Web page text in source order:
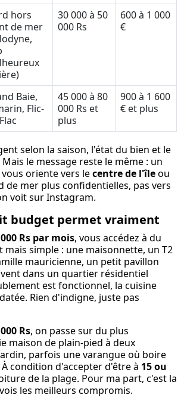
hors
de mer
30 000 à 50
000 Rs
600 à 1 000
€
Baie,
Flic-
45 000 à 80
000 Rs et
plus
900 à 1 600
€ et plus
selon la saison, l'état du bien et le
le message reste le même : un
oriente vers lecentre de l'îleou
de mer plus confidentielles, pas vers
voit sur Instagram.
budget permet vraiment
Rs par mois, vous accédez à du
simple : une maisonnette, un T2
mauricienne, un petit pavillon
dans un quartier résidentiel
est fonctionnel, la cuisine
Rien d'indigne, juste pas
Rs, on passe sur du plus
maison de plain-pied à deux
parfois une varangue où boire
condition d'accepter d'être à 15 ou
de la plage. Pour ma part, c'est la
les meilleurs compromis.